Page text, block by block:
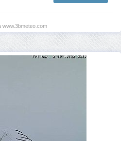
www.3bmeteo.com